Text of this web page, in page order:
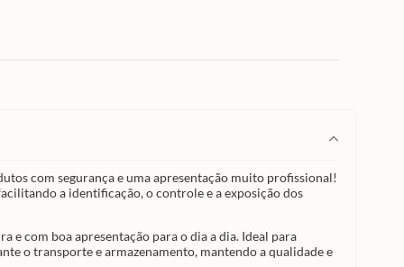
a
com segurança e uma apresentação muito profissional!
a identificação, o controle e a exposição dos
e com boa apresentação para o dia a dia. Ideal para
o transporte e armazenamento, mantendo a qualidade e